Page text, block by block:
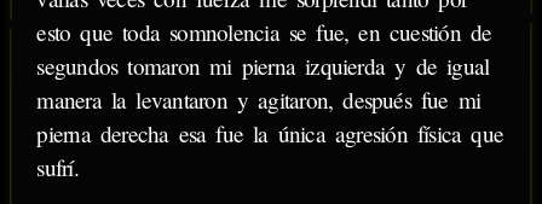
esto que toda somnolencia se fue, en cuestión de
segundos tomaron mi pierna izquierda y de igual
manera la levantaron y agitaron, después fue mi
pierna derecha esa fue la única agresión física que
sufrí.